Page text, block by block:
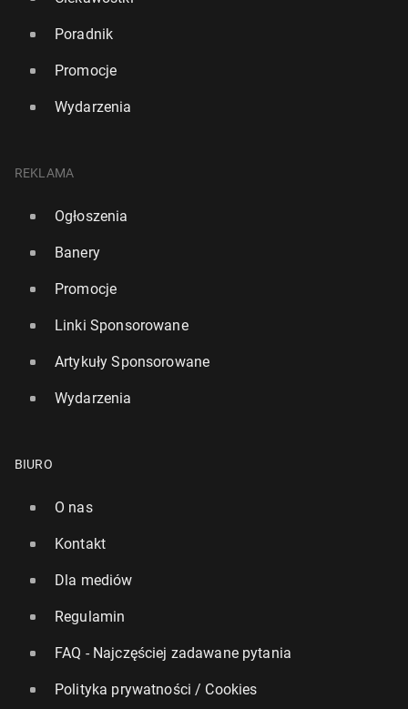
Poradnik
Promocje
Wydarzenia
REKLAMA
Ogłoszenia
Banery
Promocje
Linki Sponsorowane
Artykuły Sponsorowane
Wydarzenia
BIURO
O nas
Kontakt
Dla mediów
Regulamin
FAQ - Najczęściej zadawane pytania
Polityka prywatności / Cookies